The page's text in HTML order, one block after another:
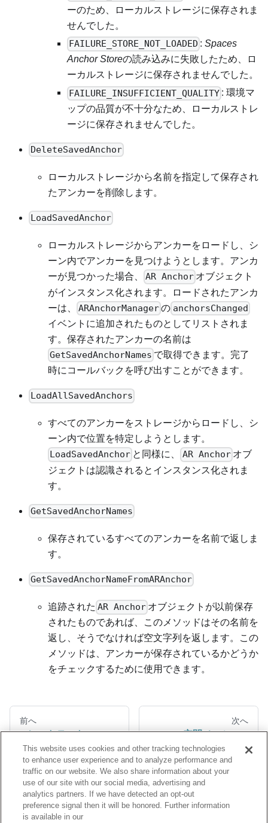
ーのため、ローカルストレージに保存されま
せんでした。
FAILURE_STORE_NOT_LOADED :Spaces
Anchor Storeの読み込みに失敗したため、ロ
ーカルストレージに保存されませんでした。
FAILURE_INSUFFICIENT_QUALITY : 環境マ
ップの品質が不十分なため、ローカルストレ
ージに保存されませんでした。
DeleteSavedAnchor
ローカルストレージから名前を指定して保存され
たアンカーを削除します。
LoadSavedAnchor
ローカルストレージからアンカーをロードし、シ
ーン内でアンカーを見つけようとします。アンカ
ーが見つかった場合、
AR Anchor オブジェクト
がインスタンス化されます。ロードされたアンカ
ーは、
ARAnchorManagerの anchorsChanged
イベントに追加されたものとしてリストされま
す。保存されたアンカーの名前は
GetSavedAnchorNames で取得できます。完了
時にコールバックを呼び出すことができます。
LoadAllSavedAnchors
すべてのアンカーをストレージからロードし、シ
ーン内で位置を特定しようとします。
LoadSavedAnchor と同様に、 AR Anchor オブ
ジェクトは認識されるとインスタンス化されま
す。
GetSavedAnchorNames
保存されているすべてのアンカーを名前で返しま
す。
GetSavedAnchorNameFromARAnchor
追跡された AR Anchor オブジェクトが以前保存
されたものであれば、このメソッドはその名前を
返し、そうでなければ空文字列を返します。この
メソッドは、アンカーが保存されているかどうか
をチェックするために使用できます。
前へ
ヒットテスト
次へ
空間メッシュ
This website uses cookies and other tracking technologies
to enhance user experience and to analyze performance and
traffic on our website. We also share information about your
use of our site with our social media, advertising and
analytics partners. If we have detected an opt-out
preference signal then it will be honored. Further information
is available in our